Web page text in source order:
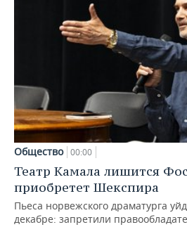
Общество 00:00
Театр Камала лишится
приобретет Шекспира
Пьеса норвежского драматурга
декабре: запретили